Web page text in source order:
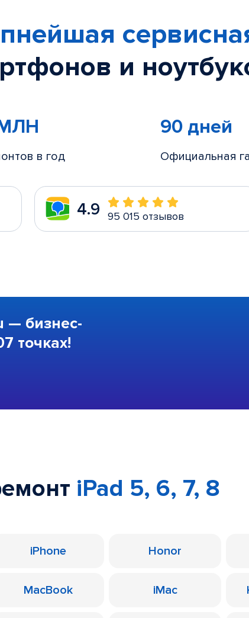
и
в год
90 дней
Официальная
4.9 95 015 отзывов
— бизнес-
точках!
iPad 5, 6, 7, 8
iPhone Honor
MacBook iMac